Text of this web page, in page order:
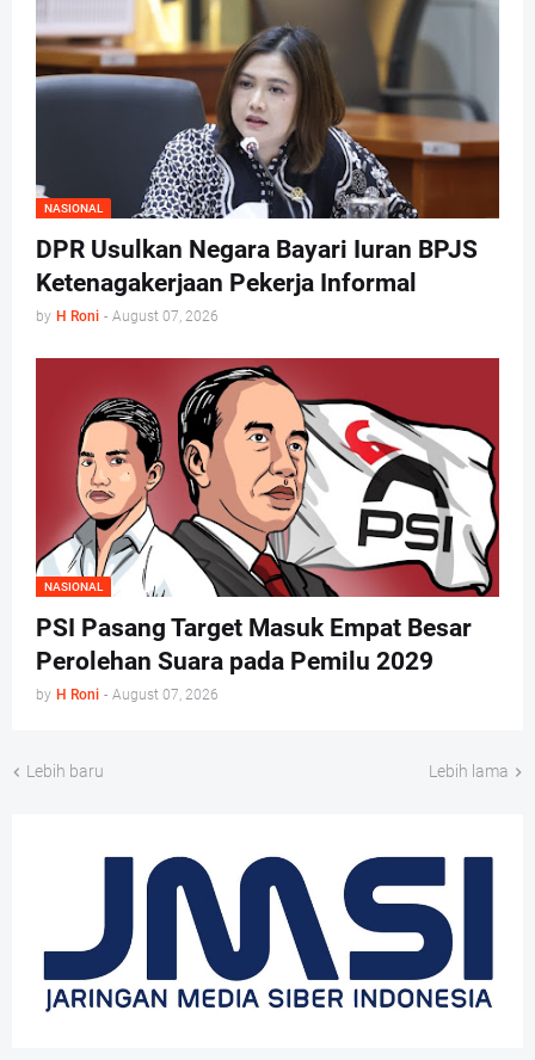
NASIONAL
DPR Usulkan Negara Bayari Iuran BPJS
Ketenagakerjaan Pekerja Informal
by H Roni - August 07, 2026
NASIONAL
PSI Pasang Target Masuk Empat Besar
Perolehan Suara pada Pemilu 2029
by H Roni - August 07, 2026
Lebih baru Lebih lama